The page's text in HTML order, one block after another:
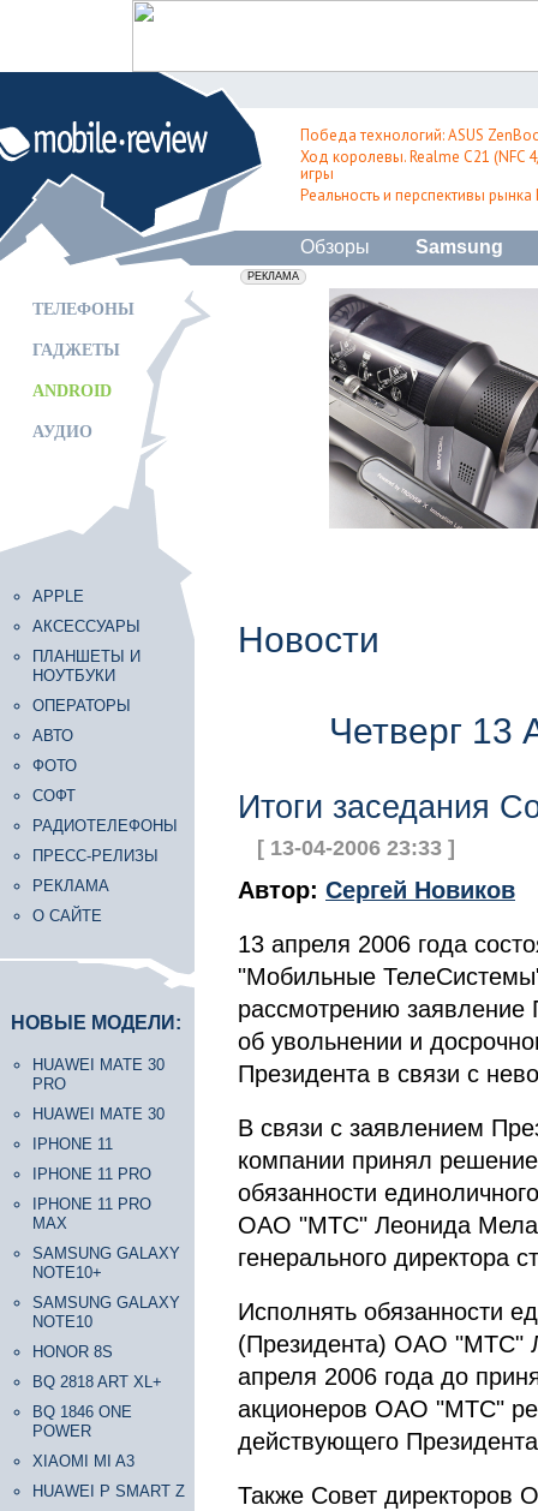
Победа технологий: ASUS
Ход королевы. Realme C21 (NFC
игры
Реальность и перспективы
Обзоры Samsung
ТЕЛЕФОНЫ
ГАДЖЕТЫ
ANDROID
АУДИО
APPLE
АКСЕССУАРЫ
ПЛАНШЕТЫ И
НОУТБУКИ
ОПЕРАТОРЫ
АВТО
ФОТО
СОФТ
РАДИОТЕЛЕФОНЫ
ПРЕСС-РЕЛИЗЫ
РЕКЛАМА
О САЙТЕ
НОВЫЕ МОДЕЛИ:
HUAWEI MATE 30
PRO
HUAWEI MATE 30
IPHONE 11
IPHONE 11 PRO
IPHONE 11 PRO
MAX
SAMSUNG GALAXY
NOTE10+
SAMSUNG GALAXY
NOTE10
HONOR 8S
BQ 2818 ART XL+
BQ 1846 ONE
POWER
XIAOMI MI A3
HUAWEI P SMART Z
erid: 2VfnxxmNzs5
РЕКЛАМА
Новости
Четверг 13
Итоги заседания
[ 13-04-2006 23:33 ]
Автор: Сергей Новиков
13 апреля 2006 года
"Мобильные
рассмотрению
об увольнении и
Президента в связи с
В связи с заявлением
компании принял
обязанности
ОАО "МТС" Леонида
генерального
Исполнять обязанности
(Президента) ОАО "МТС"
апреля 2006 года до
акционеров ОАО "МТС"
действующего
Также Совет директоров